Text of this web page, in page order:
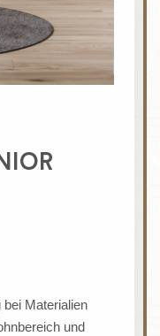
Materialien
und